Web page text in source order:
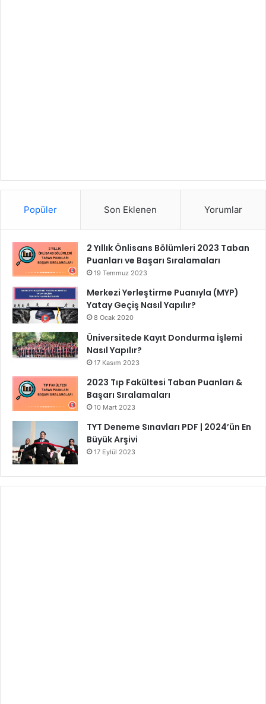
Popüler Son Eklenen Yorumlar
2 Yıllık Önlisans Bölümleri 2023 Taban
Puanları ve Başarı Sıralamaları
19 Temmuz 2023
Merkezi Yerleştirme Puanıyla (MYP)
Yatay Geçiş Nasıl Yapılır?
8 Ocak 2020
Üniversitede Kayıt Dondurma İşlemi
Nasıl Yapılır?
17 Kasım 2023
2023 Tıp Fakültesi Taban Puanları &
Başarı Sıralamaları
10 Mart 2023
TYT Deneme Sınavları PDF | 2024’ün En
Büyük Arşivi
17 Eylül 2023